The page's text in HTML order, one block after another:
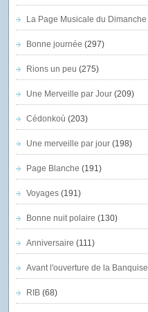
La Page Musicale du Dimanche
Bonne journée (297)
Rions un peu (275)
Une Merveille par Jour(209)
Cédonkoù (203)
Une merveille par jour(198)
Page Blanche (191)
Voyages(191)
Bonne nuit polaire (130)
Anniversaire (111)
Avant l'ouverture de la Banquise
RIB(68)